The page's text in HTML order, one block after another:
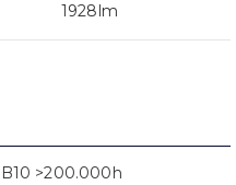
1928lm
>200.000h